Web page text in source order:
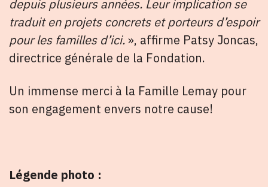
depuis plusieurs années. Leur implication se
traduit en projets concrets et porteurs d’espoir
pour les familles d’ici.», affirme Patsy Joncas,
directrice générale de la Fondation.
Un immense merci à la Famille Lemay pour
son engagement envers notre cause!
Légende photo :